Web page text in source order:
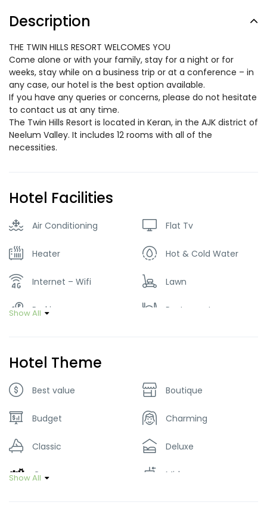
Description
THE TWIN HILLS RESORT WELCOMES YOU
Come alone or with your family, stay for a night or for
weeks, stay while on a business trip or at a conference – in
any case, our hotel is the best option available.
If you have any queries or concerns, please do not hesitate
to contact us at any time.
The Twin Hills Resort is located in Keran, in the AJK district of
Neelum Valley. It includes 12 rooms with all of the
necessities.
Hotel Facilities
Air Conditioning Flat Tv
Heater Hot & Cold Water
Internet – Wifi Lawn
Parking Restaurant
Show All
Hotel Theme
Best value Boutique
Budget Charming
Classic Deluxe
Green Mid-range
Show All